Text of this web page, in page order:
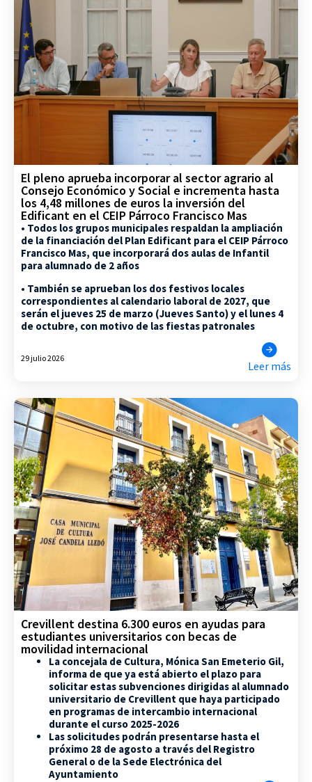
El pleno aprueba incorporar al sector agrario al
Consejo Económico y Social e incrementa hasta
los 4,48 millones de euros la inversión del
Edificant en el CEIP Párroco Francisco Mas
• Todos los grupos municipales respaldan la ampliación
de la financiación del Plan Edificant para el CEIP Párroco
Francisco Mas, que incorporará dos aulas de Infantil
para alumnado de 2 años
• También se aprueban los dos festivos locales
correspondientes al calendario laboral de 2027, que
serán el jueves 25 de marzo (Jueves Santo) y el lunes 4
de octubre, con motivo de las fiestas patronales
29 julio 2026
Leer más
Crevillent destina 6.300 euros en ayudas para
estudiantes universitarios con becas de
movilidad internacional
La concejala de Cultura, Mónica San Emeterio Gil,
informa de que ya está abierto el plazo para
solicitar estas subvenciones dirigidas al alumnado
universitario de Crevillent que haya participado
en programas de intercambio internacional
durante el curso 2025-2026
Las solicitudes podrán presentarse hasta el
próximo 28 de agosto a través del Registro
General o de la Sede Electrónica del
Ayuntamiento